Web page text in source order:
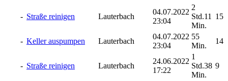
- Straße reinigen Lauterbach
04.07.2022
23:04
2
Std.11
Min.
15
- Keller auspumpen Lauterbach
04.07.2022
23:04
55
Min.
14
- Straße reinigen Lauterbach
24.06.2022
17:22
1
Std.38
Min.
9